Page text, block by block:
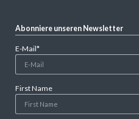
Abonniere unseren Newsletter
Pflichtfeld
E-Mail*
First Name